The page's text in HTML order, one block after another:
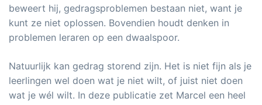
beweert hij, gedragsproblemen bestaan niet, want je
kunt ze niet oplossen. Bovendien houdt denken in
problemen leraren op een dwaalspoor.
Natuurlijk kan gedrag storend zijn. Het is niet fijn als je
leerlingen wel doen wat je niet wilt, of juist niet doen
wat je wél wilt. In deze publicatie zet Marcel een heel